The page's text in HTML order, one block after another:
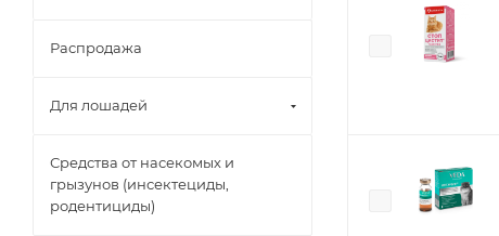
Распродажа
Для лошадей
Средства от насекомых и
грызунов (инсектециды,
родентициды)